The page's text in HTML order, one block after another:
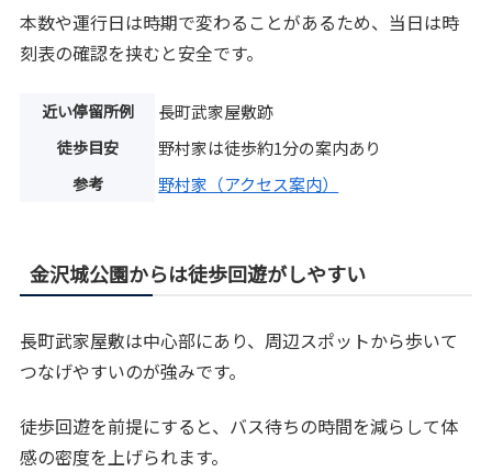
本数や運行日は時期で変わることがあるため、当日は時
刻表の確認を挟むと安全です。
近い停留所例 長町武家屋敷跡
徒歩目安 野村家は徒歩約1分の案内あり
参考 野村家（アクセス案内）
金沢城公園からは徒歩回遊がしやすい
長町武家屋敷は中心部にあり、周辺スポットから歩いて
つなげやすいのが強みです。
徒歩回遊を前提にすると、バス待ちの時間を減らして体
感の密度を上げられます。